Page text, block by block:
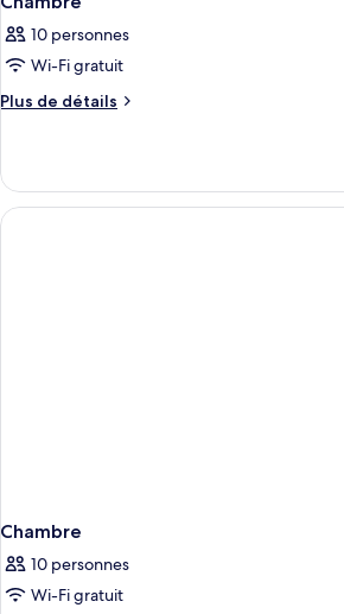
10 personnes
Wi-Fi gratuit
Plus de détails
Plus
le
type
de
Chambre
10 personnes
Wi-Fi gratuit